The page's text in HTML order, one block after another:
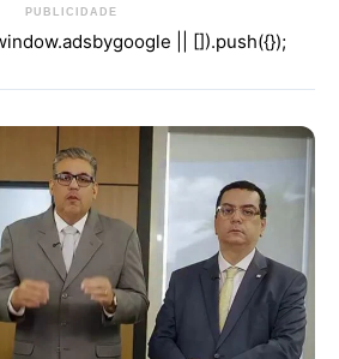
PUBLICIDADE
|| []).push({});